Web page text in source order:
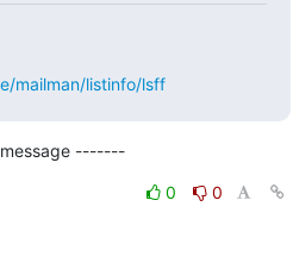
mailman/listinfo/lsff
-------
0
0